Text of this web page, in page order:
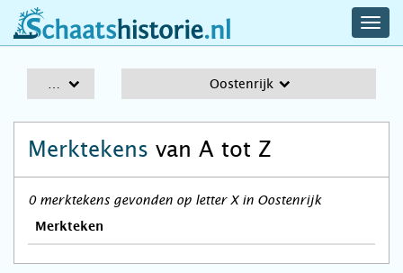
schaatshistorie.nl
Oostenrijk
Merktekens van A tot Z
0 merktekens gevonden op letter X in Oostenrijk
Merkteken